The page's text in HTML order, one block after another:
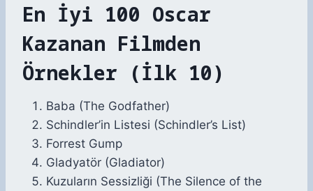
En İyi 100 Oscar
Kazanan Filmden
Örnekler (İlk 10)
Baba (The Godfather)
Schindler’in Listesi (Schindler’s List)
Forrest Gump
Gladyatör (Gladiator)
Kuzuların Sessizliği (The Silence of the